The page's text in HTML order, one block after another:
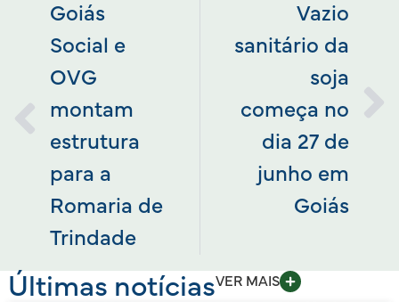
Goiás
Social e
OVG
montam
estrutura
para a
Romaria de
Trindade
Vazio
sanitário da
soja
começa no
dia 27 de
junho em
Goiás
Últimas notíciasVER MAIS